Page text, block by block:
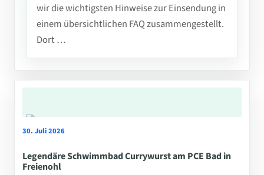
wir die wichtigsten Hinweise zur Einsendung in
einem übersichtlichen FAQ zusammengestellt.
Dort …
30. Juli 2026
Legendäre Schwimmbad Currywurst am PCE Bad in
Freienohl